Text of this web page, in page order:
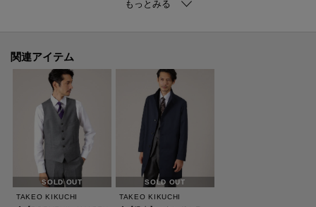
を使用。
Super100’sの原毛を使用し、イギリス素材の特徴である打ち込み本数を多く
することで密度を高め、低速織機によりゆっくりと力強く織り上げられま
原毛と英国のしっかりした打ち込み、そして仕上げによる重厚な光沢感がい
かにも良質生地という雰囲気を醸し出してくれます。
AMADEUSの特徴の光沢はそのままに、重量を抑え365日着られるように設計
された素材です。
関連アイテム
SOLD OUT
TAKEO KIKUCHI
SOLD OUT
TAKEO KIKUCHI